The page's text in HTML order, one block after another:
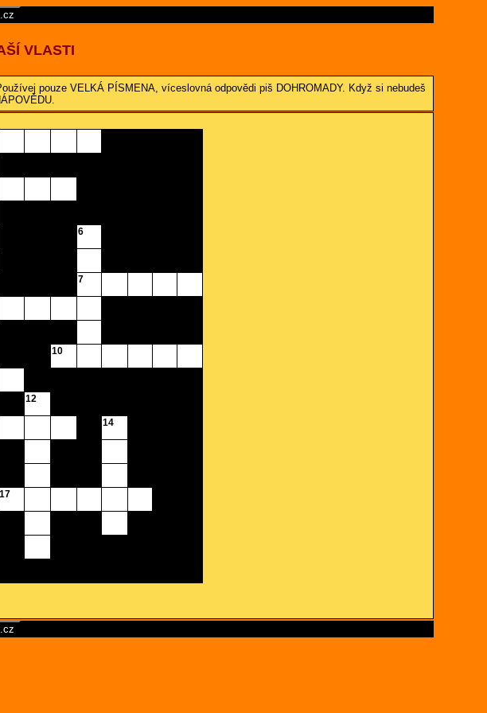
VLASTI
pouze VELKÁ PÍSMENA, víceslovná odpovědi piš DOHROMADY. Když si nebudeš
6
7
10
12
14
17